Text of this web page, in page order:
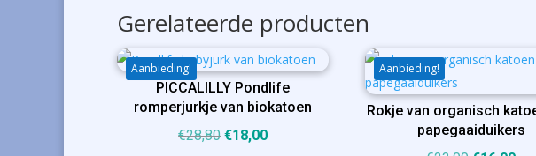
Gerelateerde producten
Aanbieding!
PICCALILLY Pondlife
romperjurkje van biokatoen
€28,80 Oorspronkelijke
€18,00Huidige
Aanbieding!
Rokje van organisch
papegaaiduikers